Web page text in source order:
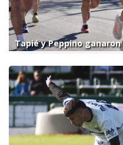
Tapié y Peppino ganaron